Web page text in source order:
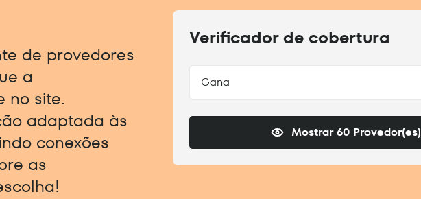
de provedores
a
no site.
adaptada às
conexões
as
Verificador de cobertura
Gana
Mostrar 60 Provedor(es)